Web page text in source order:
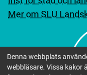
Mer om SLU
Denna webbplats
webbläsare. Vissa kakor